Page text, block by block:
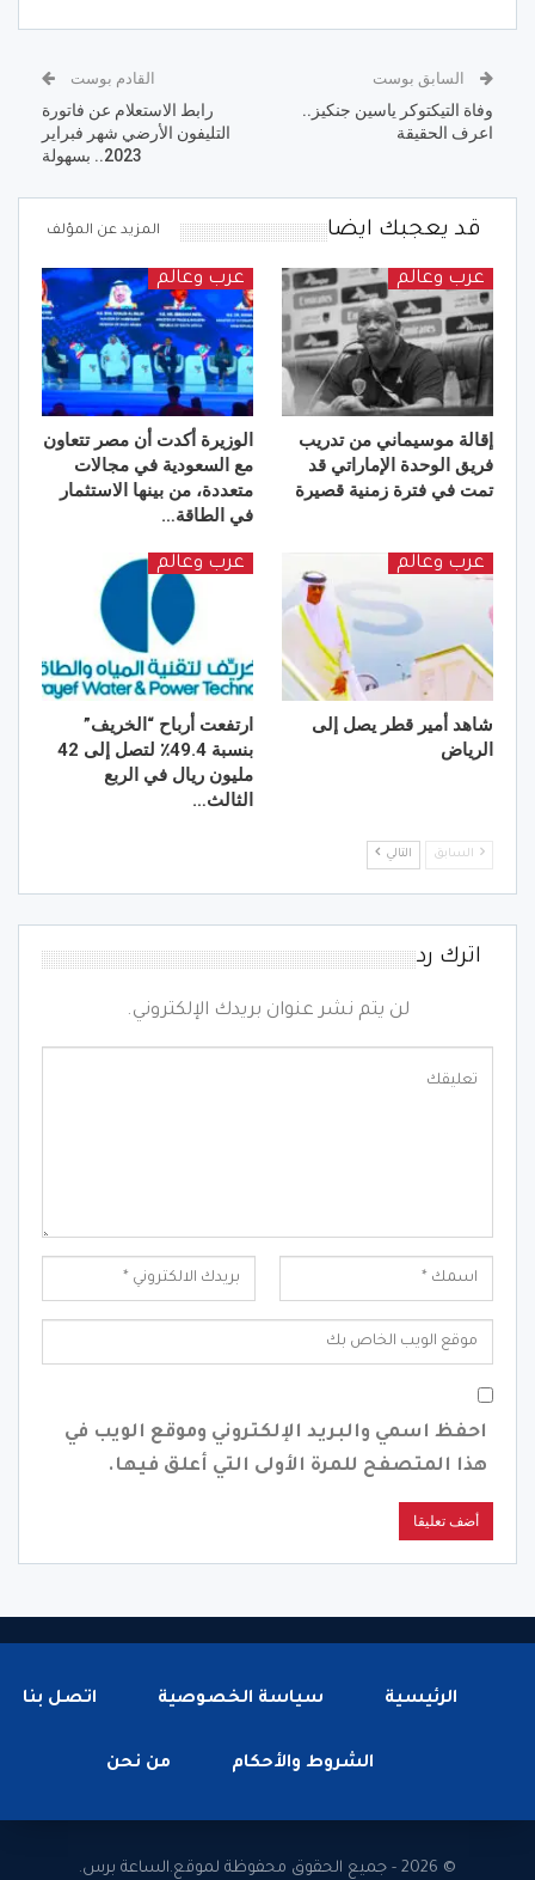
السابق بوست
وفاة التيكتوكر ياسين جنكيز..
اعرف الحقيقة
القادم بوست
رابط الاستعلام عن فاتورة
التليفون الأرضي شهر فبراير
2023.. بسهولة
قد يعجبك ايضا المزيد عن المؤلف
عرب وعالم
إقالة موسيماني من تدريب
فريق الوحدة الإماراتي قد
تمت في فترة زمنية قصيرة
عرب وعالم
الوزيرة أكدت أن مصر تتعاون
مع السعودية في مجالات
متعددة، من بينها الاستثمار
في الطاقة…
عرب وعالم
شاهد أمير قطر يصل إلى
الرياض
عرب وعالم
ارتفعت أرباح “الخريف”
بنسبة 49.4٪ لتصل إلى 42
مليون ريال في الربع
الثالث…
السابق التالي
اترك رد
لن يتم نشر عنوان بريدك الإلكتروني.
احفظ اسمي والبريد الإلكتروني وموقع الويب في
هذا المتصفح للمرة الأولى التي أعلق فيها.
الرئيسية سياسة الخصوصية اتصل بنا
الشروط والأحكام من نحن
© 2026 - جميع الحقوق محفوظة لموقع.الساعة برس.